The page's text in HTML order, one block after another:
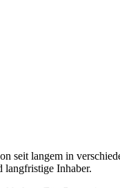
seit langem in
langfristige Inhaber.